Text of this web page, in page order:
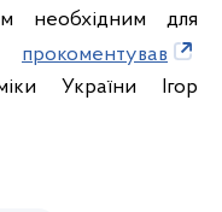
необхідним для
прокоментував
України Ігор